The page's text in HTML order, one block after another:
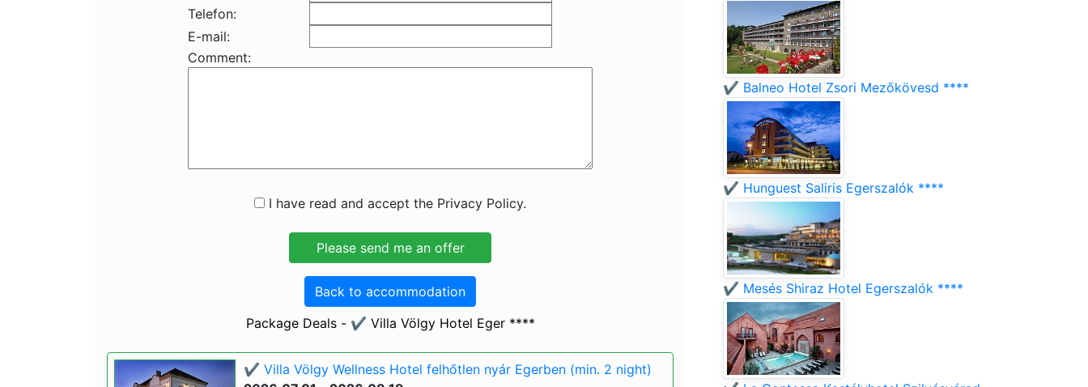
Telefon:
E-mail:
Comment:
I have read and accept the Privacy Policy.
Back to accommodation
Package Deals - ✔️ Villa Völgy Hotel Eger ****
✔️ Villa Völgy Wellness Hotel felhőtlen nyár Egerben (min. 2 night)
✔️ Balneo Hotel Zsori Mezőkövesd ****
✔️ Hunguest Saliris Egerszalók ****
✔️ Mesés Shiraz Hotel Egerszalók ****